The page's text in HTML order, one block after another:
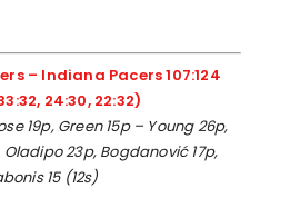
– Indiana Pacers 107:124
24:30, 22:32)
19p, Green 15p – Young 26p,
23p, Bogdanović 17p,
15 (12s)